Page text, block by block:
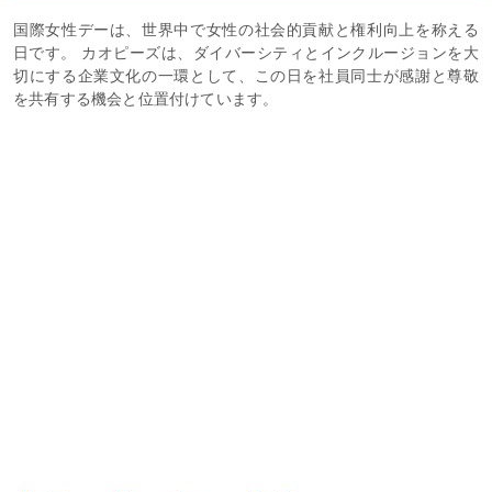
国際女性デーは、世界中で女性の社会的貢献と権利向上を称える
日です。 カオピーズは、ダイバーシティとインクルージョンを大
切にする企業文化の一環として、この日を社員同士が感謝と尊敬
を共有する機会と位置付けています。